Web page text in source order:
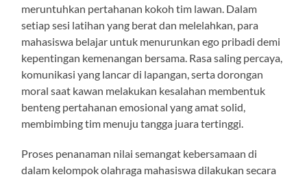
meruntuhkan pertahanan kokoh tim lawan. Dalam
setiap sesi latihan yang berat dan melelahkan, para
mahasiswa belajar untuk menurunkan ego pribadi demi
kepentingan kemenangan bersama. Rasa saling percaya,
komunikasi yang lancar di lapangan, serta dorongan
moral saat kawan melakukan kesalahan membentuk
benteng pertahanan emosional yang amat solid,
membimbing tim menuju tangga juara tertinggi.
Proses penanaman nilai semangat kebersamaan di
dalam kelompok olahraga mahasiswa dilakukan secara